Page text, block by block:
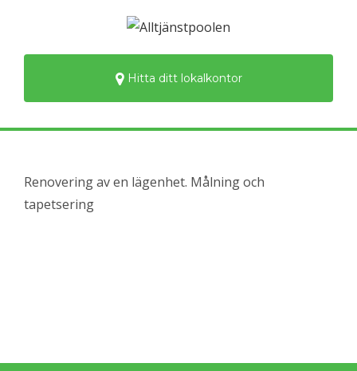
Hitta ditt lokalkontor
Renovering av en lägenhet. Målning och
tapetsering